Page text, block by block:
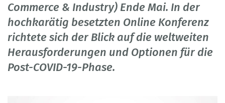
Commerce & Industry) Ende Mai. In der
hochkarätig besetzten Online Konferenz
richtete sich der Blick auf die weltweiten
Herausforderungen und Optionen für die
Post-COVID-19-Phase.